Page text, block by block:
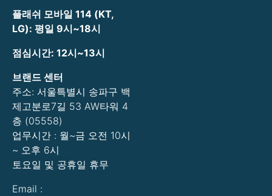
플래쉬 모바일 114 (KT,
LG): 평일 9시~18시
점심시간: 12시~13시
브랜드 센터
주소: 서울특별시 송파구 백
제고분로7길 53 AW타워 4
층 (05558)
업무시간 : 월~금 오전 10시
~ 오후 6시
토요일 및 공휴일 휴무
Email :